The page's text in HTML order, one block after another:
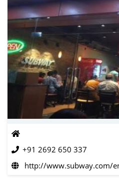
+91 2692 650 337
http://www.subway.com/